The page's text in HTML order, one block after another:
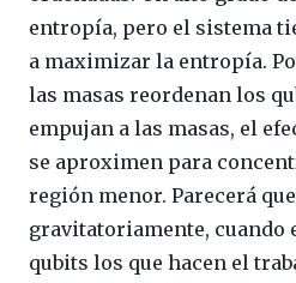
entropía, pero el sistema
a maximizar la entropía.
las masas reordenan los
empujan a las masas, el
se aproximen para
región menor. Parecerá
gravitatoriamente, cuando
qubits los que hacen el